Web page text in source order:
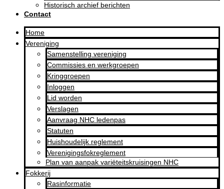
Historisch archief berichten
Contact
Home
Vereniging
Samenstelling vereniging
Commissies en werkgroepen
Kringgroepen
Inloggen
Lid worden
Verslagen
Aanvraag NHC ledenpas
Statuten
Huishoudelijk reglement
Verenigingsfokreglement
Plan van aanpak variëteitskruisingen NHC
Fokkerij
Rasinformatie